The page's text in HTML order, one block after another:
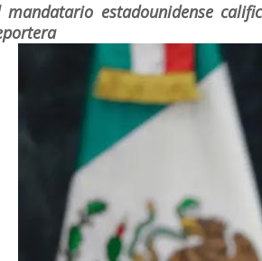
mandatario estadounidense